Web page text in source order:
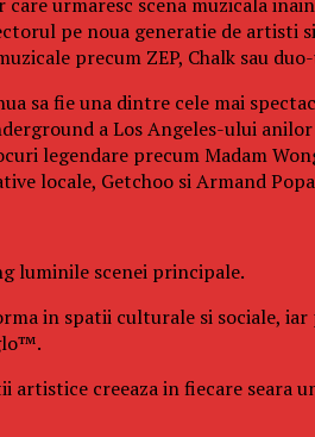
pe noua generatie de artisti
precum ZEP, Chalk sau
sa fie una dintre cele mai
a Los Angeles-ului
legendare precum Madam
locale, Getchoo si Armand
luminile scenei principale.
in spatii culturale si sociale,
creeaza in fiecare